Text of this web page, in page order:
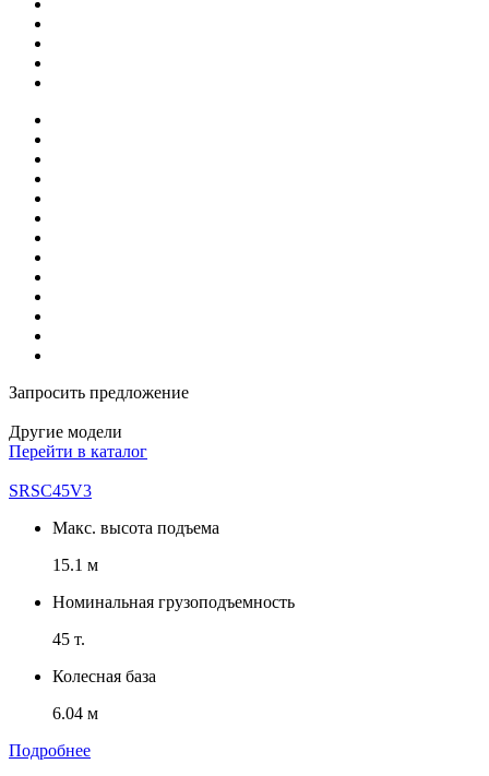
Запросить предложение
Другие модели
Перейти в каталог
SRSC45V3
Макс. высота подъема
15.1 м
Номинальная грузоподъемность
45 т.
Колесная база
6.04 м
Подробнее